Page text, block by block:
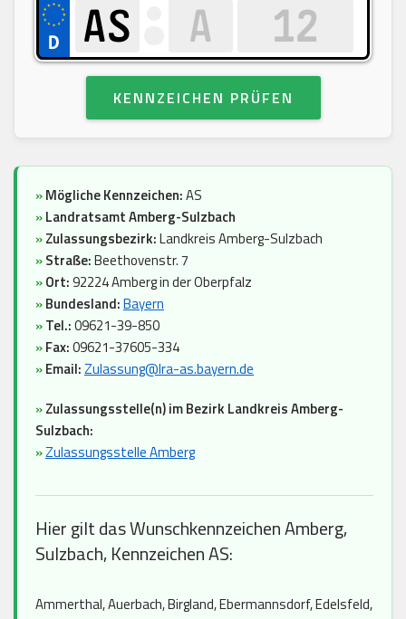
KENNZEICHEN PRÜFEN
»Mögliche Kennzeichen:AS
»Landratsamt Amberg-Sulzbach
»Zulassungsbezirk:Landkreis Amberg-Sulzbach
»Straße:Beethovenstr. 7
»Ort:92224 Amberg in der Oberpfalz
»Bundesland:Bayern
»Tel.:09621-39-850
»Fax:09621-37605-334
»Email:Zulassung@lra-as.bayern.de
»Zulassungsstelle(n) im Bezirk Landkreis Amberg-
Sulzbach:
»Zulassungsstelle Amberg
Hier gilt das Wunschkennzeichen Amberg,
Sulzbach, Kennzeichen AS:
Ammerthal, Auerbach, Birgland, Ebermannsdorf, Edelsfeld,